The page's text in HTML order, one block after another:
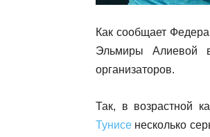
Как сообщает
Эльмиры Алиевой
организаторов.
Так, в возрастной
Тунисе несколько